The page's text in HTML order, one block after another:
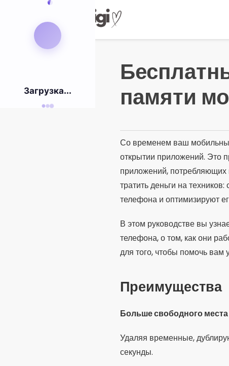
Загрузка...
conteúdo
памяти
Со временем ваш
открытии приложений. Это
приложений, потребляющих
тратить деньги на
телефона и оптимизируют
В этом руководстве вы
телефона, о том, как они
для того, чтобы помочь вам
Преимущества
Больше свободного
Удаляя временные,
секунды.